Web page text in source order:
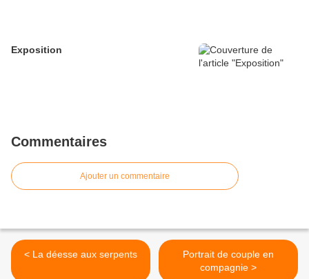
Exposition
Commentaires
Ajouter un commentaire
< La déesse aux serpents
Portrait de couple en
compagnie >